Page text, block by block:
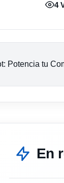
4
Potencia tu
En